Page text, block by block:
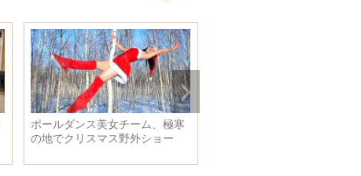
ポールダンス美女チーム、極寒
の地でクリスマス野外ショー